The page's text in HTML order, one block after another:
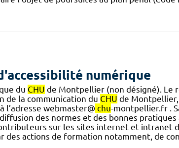
numérique
du CHU de Montpellier (non désigné). Le
de la communication du CHU de
l’adresse webmaster@ chu-montpellier.fr .
des normes et des bonnes pratiques
sur les sites internet et intranet
des actions de formation notamment, de